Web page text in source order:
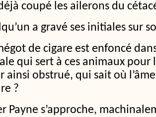
coupé les ailerons du
a gravé ses initiales sur
de cigare est enfoncé
qui sert à ces animaux pour
ainsi obstrué, qui sait où
?
Payne s’approche,